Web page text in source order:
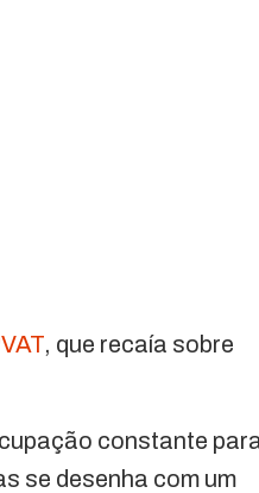
, que recaía sobre
constante
se desenha com um